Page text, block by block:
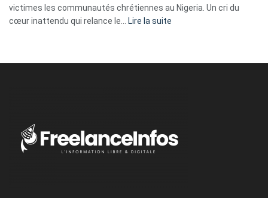
victimes les communautés chrétiennes au Nigeria. Un cri du
cœur inattendu qui relance le… Lire la suite
Nigeria,